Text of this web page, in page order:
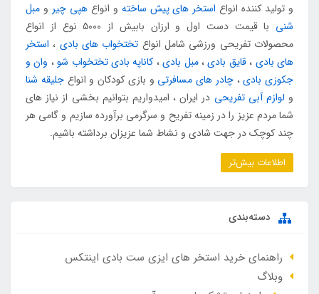
و تولید کننده انواع استخر های پیش ساخته و انواعهپی چیر و مبل
شنی
با قیمت دست اول و ارزان بابیش از ۵۰۰۰ نوع از انواع
محصولات تفریحی ورزشی شامل انواع تختخواب های بادی ، استخر
های بادی ،قایق بادی،مبل بادی، کاناپه بادی تختخواب شو، وان و
جکوزی بادی،چادر های مسافرتی و بازی کودکان و انواعجلیقه شنا
و لوازم آبی تفریحی در ایران ، امیدواریم بتوانیم بخشی از نیاز های
شما مردم عزیز را در زمینه تفریح و سرگرمی برآورده سازیم و گامی هر
چند کوچک در جهت شادی و نشاط شما عزیزان برداشته باشیم.
اطلاعات بیش‌تر
دسته‌بندی
راهنمای خرید استخر های ایزی ست بادی اینتکس
وبلاگ